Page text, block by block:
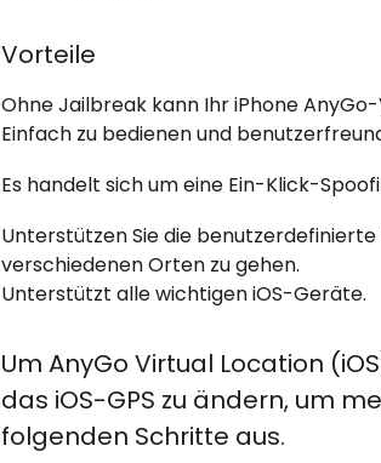
Vorteile
Ohne Jailbreak kann Ihr iPhone
Einfach zu bedienen und
Es handelt sich um eine Ein-Klick-
Unterstützen Sie die
verschiedenen Orten zu gehen.
Unterstützt alle wichtigen iOS-Geräte.
Um AnyGo Virtual Location
das iOS-GPS zu ändern, um
folgenden Schritte aus.